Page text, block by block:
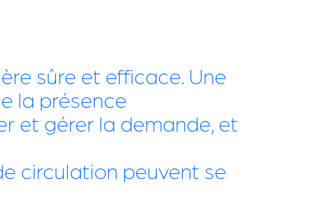
sûre et efficace. Une
la présence
et gérer la demande, et
circulation peuvent se